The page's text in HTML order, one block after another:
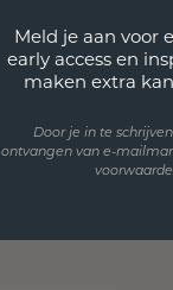
Meld je aan voor
early access en
maken extra
Door je in te
ontvangen van e-